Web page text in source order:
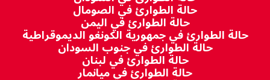
حالة الطوارئ في الصومال
حالة الطوارئ في اليمن
حالة الطوارئ في جمهورية الكونغو الديموقراطية
حالة الطوارئ في جنوب السودان
حالة الطوارئ في لبنان
حالة الطوارئ في ميانمار